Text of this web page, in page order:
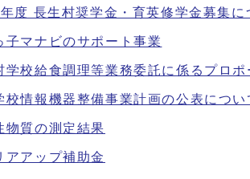
度 長生村奨学金・育英修学金募集に
子マナビのサポート事業
学校給食調理等業務委託に係るプロ
校情報機器整備事業計画の公表につい
物質の測定結果
アアップ補助金